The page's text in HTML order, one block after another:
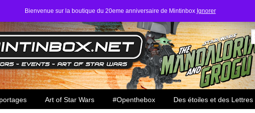
Bienvenue sur la boutique du 20eme anniversaire de Mintinbox Ignorer
Art of Star Wars #Openthebox Des étoiles et des Lettres